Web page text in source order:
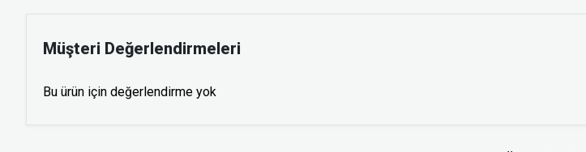
Müşteri Değerlendirmeleri
Bu ürün için değerlendirme yok